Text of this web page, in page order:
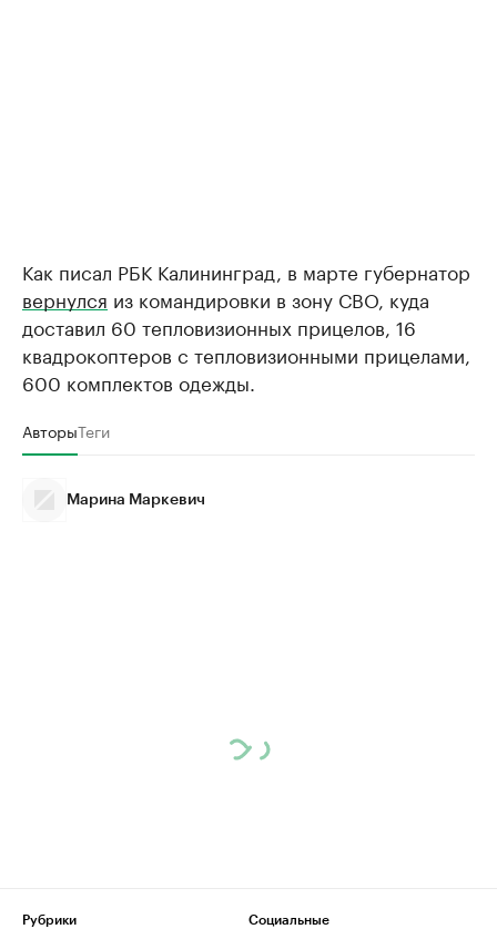
Как писал РБК Калининград, в марте губернатор
вернулся из командировки в зону СВО, куда
доставил 60 тепловизионных прицелов, 16
квадрокоптеров с тепловизионными прицелами,
600 комплектов одежды.
АвторыТеги
Марина Маркевич
Рубрики
Социальные